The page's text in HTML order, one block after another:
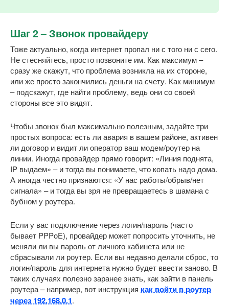
Шаг 2 – Звонок провайдеру
Тоже актуально, когда интернет пропал ни с того ни с сего.
Не стесняйтесь, просто позвоните им. Как максимум –
сразу же скажут, что проблема возникла на их стороне,
или же просто закончились деньги на счету. Как минимум
– подскажут, где найти проблему, ведь они со своей
стороны все это видят.
Чтобы звонок был максимально полезным, задайте три
простых вопроса: есть ли авария в вашем районе, активен
ли договор и видит ли оператор ваш модем/роутер на
линии. Иногда провайдер прямо говорит: «Линия поднята,
IP выдаем» – и тогда вы понимаете, что копать надо дома.
А иногда честно признаются: «У нас работы/обрыв/нет
сигнала» – и тогда вы зря не превращаетесь в шамана с
бубном у роутера.
Если у вас подключение через логин/пароль (часто
бывает PPPoE), провайдер может попросить уточнить, не
меняли ли вы пароль от личного кабинета или не
сбрасывали ли роутер. Если вы недавно делали сброс, то
логин/пароль для интернета нужно будет ввести заново. В
таких случаях полезно заранее знать, как зайти в панель
роутера – например, вот инструкция как войти в роутер
через 192.168.0.1.